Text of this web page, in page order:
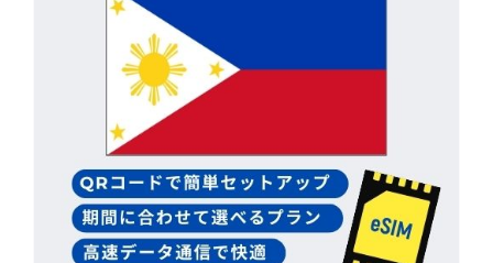
may
be
chosen
on
the
product
page